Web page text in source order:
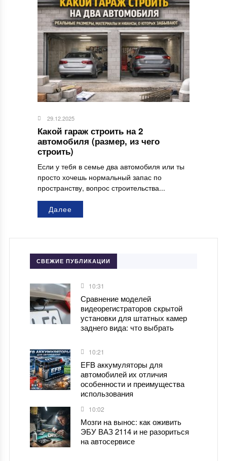
29.12.2025
Какой гараж строить на 2
автомобиля (размер, из чего
строить)
Если у тебя в семье два автомобиля или ты
просто хочешь нормальный запас по
пространству, вопрос строительства...
Далее
СВЕЖИЕ ПУБЛИКАЦИИ
10:31
Сравнение моделей
видеорегистраторов скрытой
установки для штатных камер
заднего вида: что выбрать
10:21
EFB аккумуляторы для
автомобилей их отличия
особенности и преимущества
использования
10:02
Мозги на вынос: как оживить
ЭБУ ВАЗ 2114 и не разориться
на автосервисе